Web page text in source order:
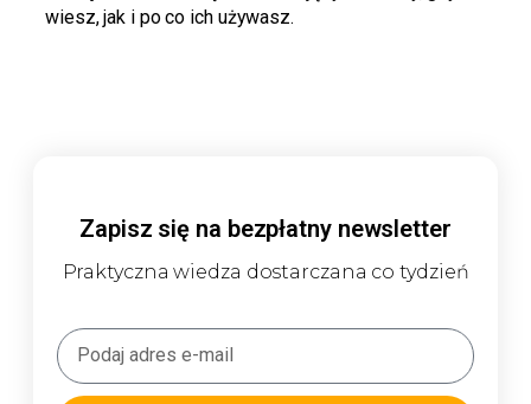
wiesz, jak i po co ich używasz.
Zapisz się na bezpłatny newsletter
Praktyczna wiedza dostarczana co tydzień